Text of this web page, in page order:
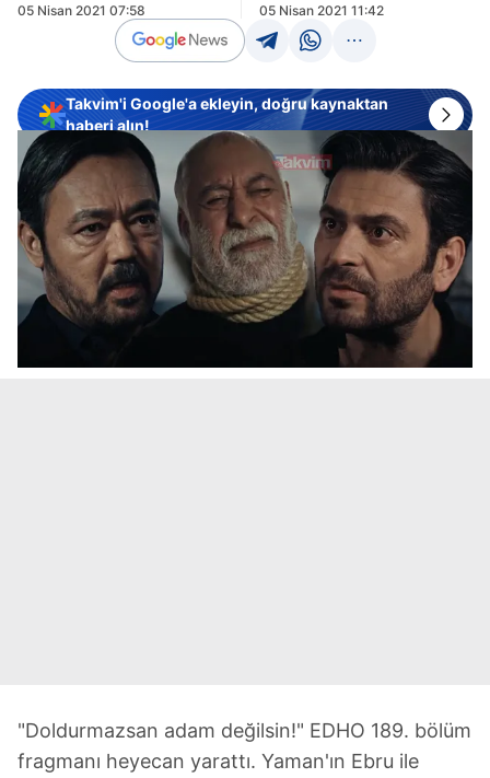
05 Nisan 2021 07:58
05 Nisan 2021 11:42
Takvim'i Google'a ekleyin, doğru kaynaktan
haberi alın!
"Doldurmazsan adam değilsin!" EDHO 189. bölüm
fragmanı heyecan yarattı. Yaman'ın Ebru ile